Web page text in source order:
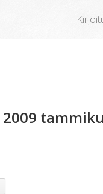
2009